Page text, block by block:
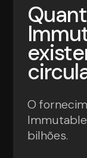
O
bilhões.